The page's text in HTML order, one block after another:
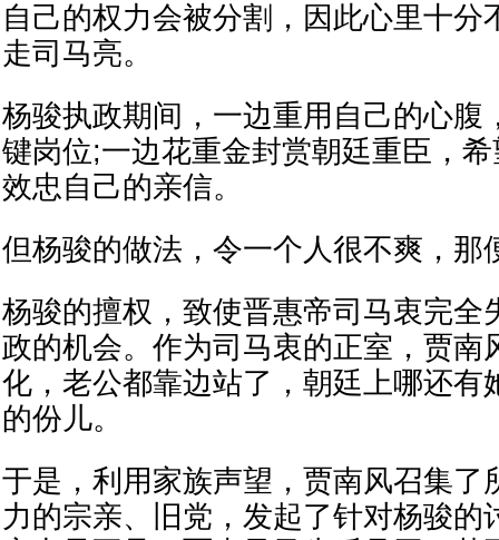
自己的权力会被分割，因此心里十分
走司马亮。
杨骏执政期间，一边重用自己的心腹
键岗位;一边花重金封赏朝廷重臣，
效忠自己的亲信。
但杨骏的做法，令一个人很不爽，那
杨骏的擅权，致使晋惠帝司马衷完全
政的机会。作为司马衷的正室，贾南
化，老公都靠边站了，朝廷上哪还有
的份儿。
于是，利用家族声望，贾南风召集了
力的宗亲、旧党，发起了针对杨骏的